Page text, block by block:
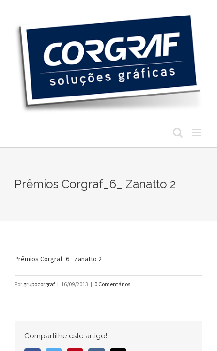
conteúdo
Prêmios Corgraf_6_ Zanatto 2
Prêmios Corgraf_6_ Zanatto 2
Por grupocorgraf | 16/09/2013 | 0 Comentários
Compartilhe este artigo!